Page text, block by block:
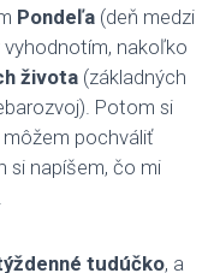
Pondeľa (deň medzi
vyhodnotím, nakoľko
života (základných
Potom si
môžem pochváliť
si napíšem, čo mi
tudúčko, a